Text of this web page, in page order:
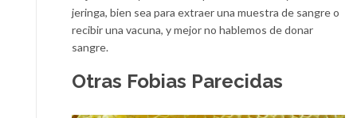
jeringa, bien sea para extraer una muestra de sangre o
recibir una vacuna, y mejor no hablemos de donar
sangre.
Otras Fobias Parecidas